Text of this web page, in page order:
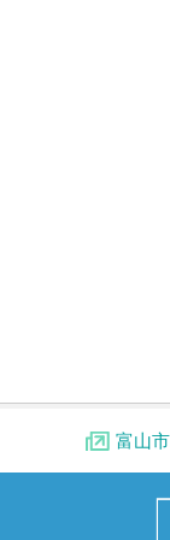
富山